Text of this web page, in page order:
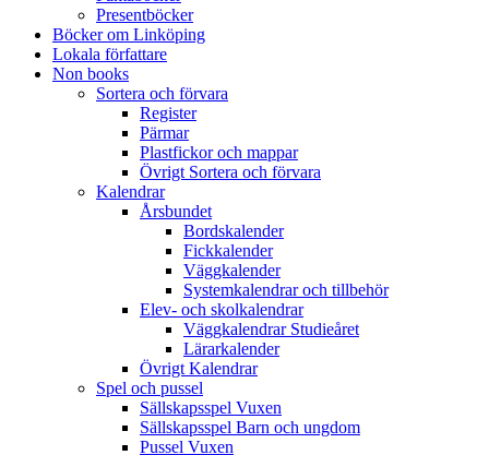
Presentböcker
Böcker om Linköping
Lokala författare
Non books
Sortera och förvara
Register
Pärmar
Plastfickor och mappar
Övrigt Sortera och förvara
Kalendrar
Årsbundet
Bordskalender
Fickkalender
Väggkalender
Systemkalendrar och tillbehör
Elev- och skolkalendrar
Väggkalendrar Studieåret
Lärarkalender
Övrigt Kalendrar
Spel och pussel
Sällskapsspel Vuxen
Sällskapsspel Barn och ungdom
Pussel Vuxen